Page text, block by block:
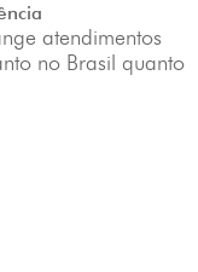
atendimentos
no Brasil quanto